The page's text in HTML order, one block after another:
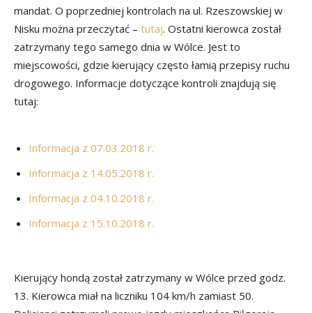
mandat. O poprzedniej kontrolach na ul. Rzeszowskiej w
Nisku można przeczytać – tutaj. Ostatni kierowca został
zatrzymany tego samego dnia w Wólce. Jest to
miejscowości, gdzie kierujący często łamią przepisy ruchu
drogowego. Informacje dotyczące kontroli znajdują się
tutaj:
Informacja z 07.03.2018 r.
Informacja z 14.05.2018 r.
Informacja z 04.10.2018 r.
Informacja z 15.10.2018 r.
Kierujący hondą został zatrzymany w Wólce przed godz.
13. Kierowca miał na liczniku 104 km/h zamiast 50.